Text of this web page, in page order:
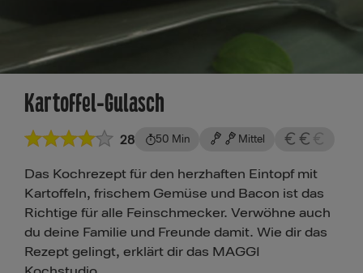
Kartoffel-Gulasch
28 50 Min Mittel
Das Kochrezept für den herzhaften Eintopf mit
Kartoffeln, frischem Gemüse und Bacon ist das
Richtige für alle Feinschmecker. Verwöhne auch
du deine Familie und Freunde damit. Wie dir das
Rezept gelingt, erklärt dir das MAGGI